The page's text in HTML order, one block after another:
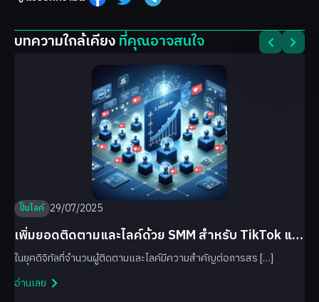
บทความใกล้เคียงที่คุณอาจสนใจ
ปั๊มไลค์ 29/07/2025
เพิ่มยอดติดตามและไลค์ด้วย SMM สำหรับ TikTok และ
Facebook
ในยุคดิจิทัลที่จำนวนผู้ติดตามและไลค์มีความสำคัญต่อการสร […]
อ่านเลย